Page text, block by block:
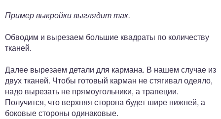
Пример выкройки выглядит так.
Обводим и вырезаем большие квадраты по количеству
тканей.
Далее вырезаем детали для кармана. В нашем случае из
двух тканей. Чтобы готовый карман не стягивал одеяло,
надо вырезать не прямоугольники, а трапеции.
Получится, что верхняя сторона будет шире нижней, а
боковые стороны одинаковые.